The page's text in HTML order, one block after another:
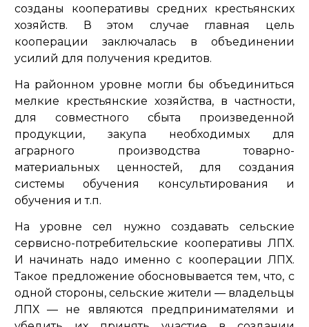
созданы кооперативы средних крестьянских
хозяйств. В этом случае главная цель
кооперации заключалась в объединении
усилий для получения кредитов.
На районном уровне могли бы объединиться
мелкие крестьянские хозяйства, в частности,
для совместного сбыта произведенной
продукции, закупа необходимых для
аграрного производства товарно-
материальных ценностей, для создания
системы обучения консультирования и
обучения и т.п.
На уровне сел нужно создавать сельские
сервисно-потребительские кооперативы ЛПХ.
И начинать надо именно с кооперации ЛПХ.
Такое предложение обосновывается тем, что, с
одной стороны, сельские жители — владельцы
ЛПХ — не являются предпринимателями и